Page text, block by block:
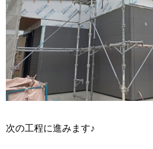
次の工程に進みます♪